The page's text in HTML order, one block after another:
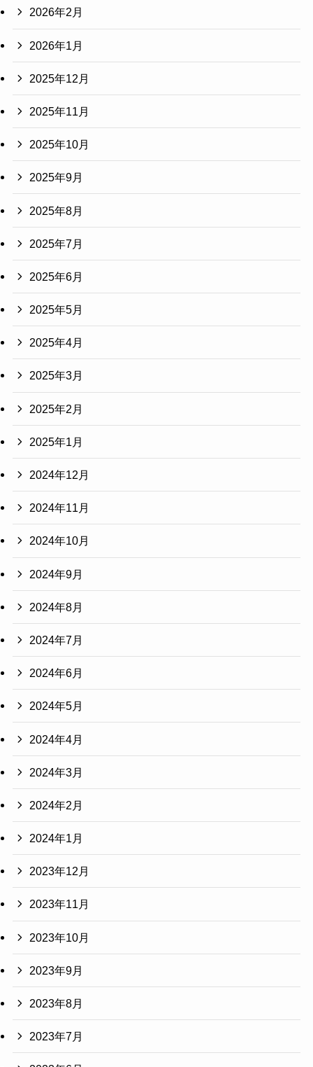
2026年2月
2026年1月
2025年12月
2025年11月
2025年10月
2025年9月
2025年8月
2025年7月
2025年6月
2025年5月
2025年4月
2025年3月
2025年2月
2025年1月
2024年12月
2024年11月
2024年10月
2024年9月
2024年8月
2024年7月
2024年6月
2024年5月
2024年4月
2024年3月
2024年2月
2024年1月
2023年12月
2023年11月
2023年10月
2023年9月
2023年8月
2023年7月